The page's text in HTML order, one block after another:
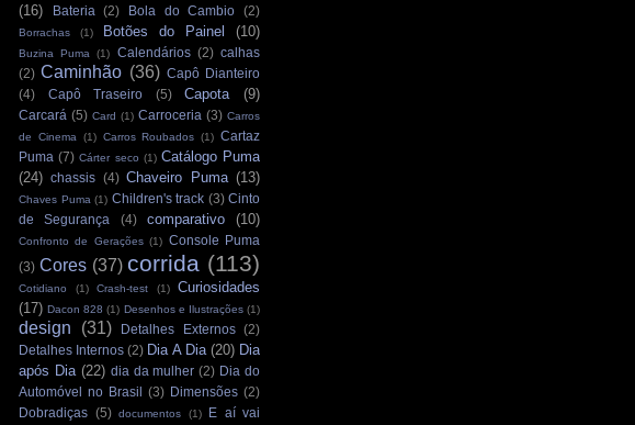
(16)
Bateria (2) Bola do Cambio (2)
Borrachas (1) Botões do Painel (10)
Buzina Puma (1) Calendários (2) calhas
(2) Caminhão (36) Capô Dianteiro
(4)
Capô Traseiro (5) Capota (9)
Carcará (5) Card (1) Carroceria (3) Carros
de Cinema (1) Carros Roubados (1) Cartaz
Puma (7) Cárter seco (1) Catálogo Puma
(24) chassis (4) Chaveiro Puma (13)
Chaves Puma (1) Children's track (3) Cinto
de Segurança
(4) comparativo (10)
Confronto de Gerações (1) Console Puma
(3) Cores (37) corrida (113)
Cotidiano (1) Crash-test (1)
Curiosidades
(17) Dacon 828 (1) Desenhos e Ilustrações (1)
design (31) Detalhes Externos (2)
Detalhes Internos (2) Dia A Dia (20) Dia
após Dia (22) dia da mulher (2) Dia do
Automóvel no Brasil
(3) Dimensões (2)
Dobradiças (5) documentos (1)
E aí vai